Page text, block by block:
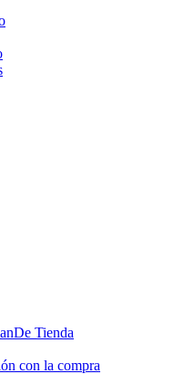
Tienda
con la compra